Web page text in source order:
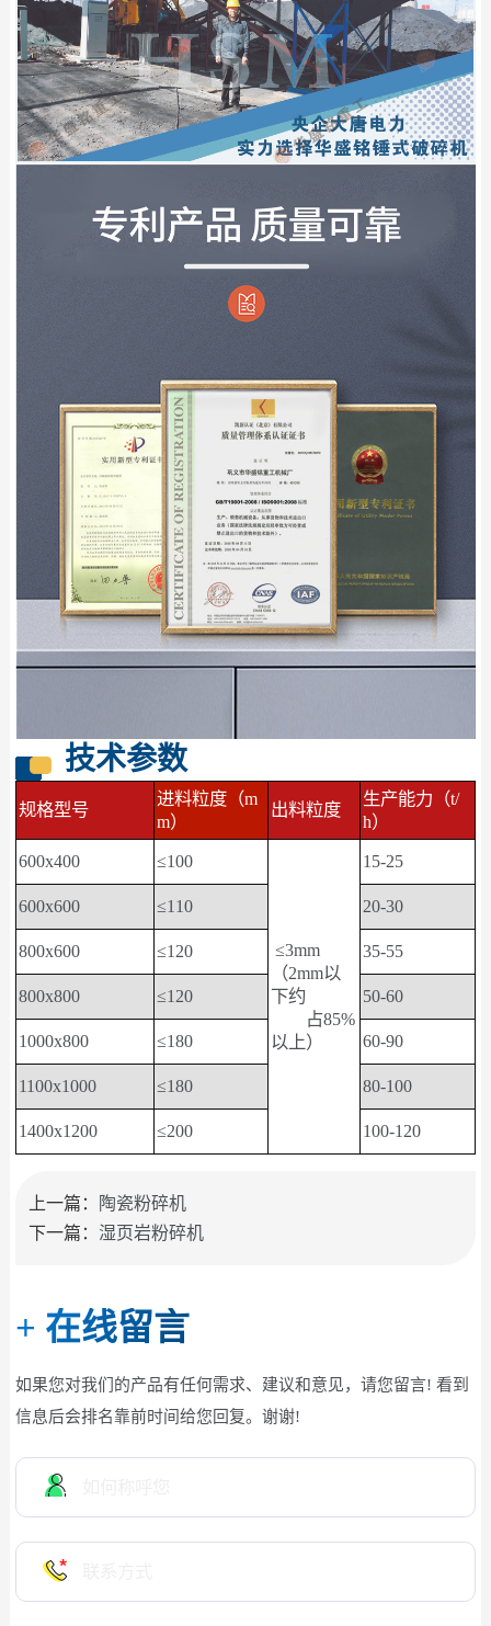
技术参数
规格型号
进料粒度（m
m）
出料粒度
生产能力（t/
h）
600x400
≤100
≤3mm
（2mm以
下约
占85%
以上）
15-25
600x600 ≤110 20-30
800x600 ≤120 35-55
800x800 ≤120 50-60
1000x800 ≤180 60-90
1100x1000 ≤180 80-100
1400x1200 ≤200 100-120
上一篇：
陶瓷粉碎机
下一篇： 湿页岩粉碎机
+ 在线留言
如果您对我们的产品有任何需求、建议和意见，请您留言! 看到
信息后会排名靠前时间给您回复。谢谢!